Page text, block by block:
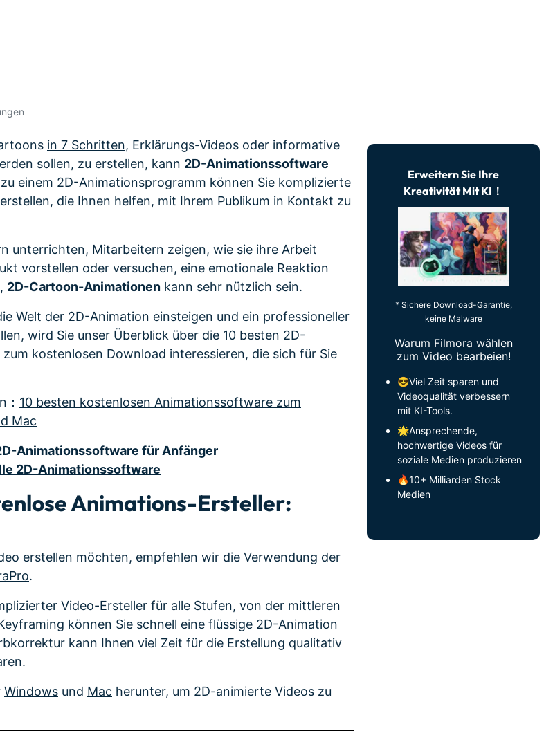
Erweitern Sie Ihre
Kreativität Mit KI！
* Sichere Download-Garantie,
keine Malware
Warum Filmora wählen
zum Video bearbeien!
😎Viel Zeit sparen und
Videoqualität verbessern
mit KI-Tools.
🌟Ansprechende,
hochwertige Videos für
soziale Medien produzieren
🔥10+ Milliarden Stock
Medien
in 7 Schritten, Erklärungs-Videos oder informative
sollen, zu erstellen, kann 2D-Animationssoftware
einem 2D-Animationsprogramm können Sie komplizierte
die Ihnen helfen, mit Ihrem Publikum in Kontakt zu
unterrichten, Mitarbeitern zeigen, wie sie ihre Arbeit
vorstellen oder versuchen, eine emotionale Reaktion
2D-Cartoon-Animationen kann sehr nützlich sein.
Welt der 2D-Animation einsteigen und ein professioneller
wird Sie unser Überblick über die 10 besten 2D-
kostenlosen Download interessieren, die sich für Sie
10 besten kostenlosen Animationssoftware zum
Mac
Animationssoftware für Anfänger
2D-Animationssoftware
Animations-Ersteller:
erstellen möchten, empfehlen wir die Verwendung der
.
Video-Ersteller für alle Stufen, von der mittleren
können Sie schnell eine flüssige 2D-Animation
kann Ihnen viel Zeit für die Erstellung qualitativ
Windows und Mac herunter, um 2D-animierte Videos zu